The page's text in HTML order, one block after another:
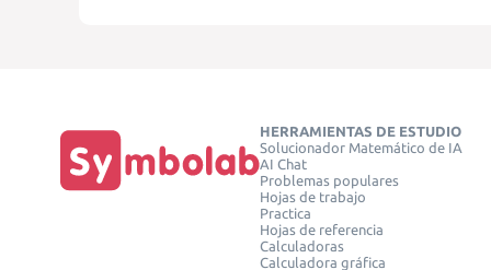
HERRAMIENTAS DE ESTUDIO
Solucionador Matemático de IA
AI Chat
Problemas populares
Hojas de trabajo
Practica
Hojas de referencia
Calculadoras
Calculadora gráfica